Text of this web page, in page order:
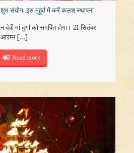
शुभ संयोग, इस मुहूर्त में करें कलश स्थापना
मां दुर्गा को समर्पित होगा। 21 सितंबर
आरम्भ[…]
Read more